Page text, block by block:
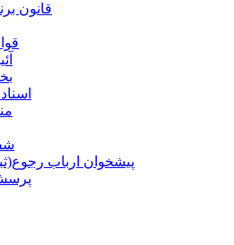
قانون
پیشخوان ارباب